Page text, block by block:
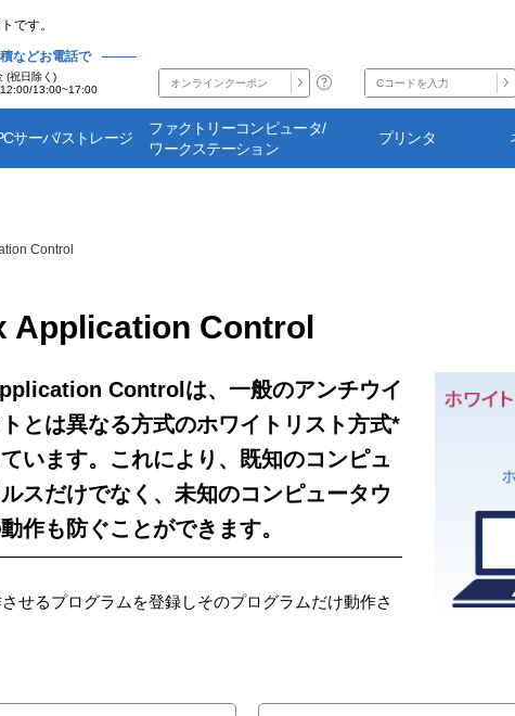
です。
などお電話で
(祝日除く)
13:00~17:00
サーバ/ストレージ
ファクトリーコンピュータ/
ワークステーション
プリンタ
Control
Application Control
Controlは、一般のアンチウイ
とは異なる方式のホワイトリスト方式*
います。これにより、既知のコンピュ
スだけでなく、未知のコンピュータウ
作も防ぐことができます。
せるプログラムを登録しそのプログラムだけ動作さ